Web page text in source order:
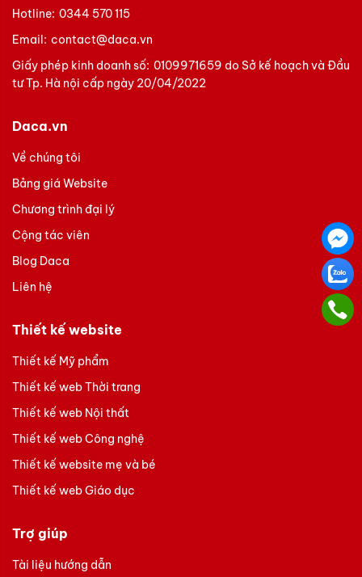
Hotline: 0344 570 115
Email: contact@daca.vn
Giấy phép kinh doanh số: 0109971659 do Sở kế hoạch và Đầu
tư Tp. Hà nội cấp ngày 20/04/2022
Daca.vn
Về chúng tôi
Bảng giá Website
Chương trình đại lý
Cộng tác viên
Blog Daca
Liên hệ
Thiết kế website
Thiết kế Mỹ phẩm
Thiết kế web Thời trang
Thiết kế web Nội thất
Thiết kế web Công nghệ
Thiết kế website mẹ và bé
Thiết kế web Giáo dục
Trợ giúp
Tài liệu hướng dẫn